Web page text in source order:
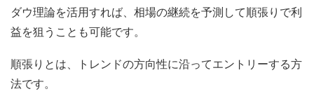
ダウ理論を活用すれば、相場の継続を予測して順張りで利
益を狙うことも可能です。
順張りとは、トレンドの方向性に沿ってエントリーする方
法です。